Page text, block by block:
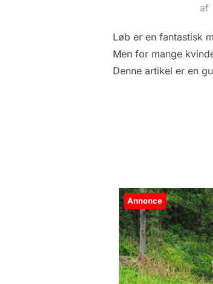
af
Løb er en fantastisk
Men for mange
Denne artikel er en
Annonce